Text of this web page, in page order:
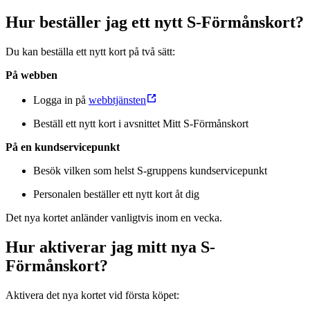
Hur beställer jag ett nytt S-Förmånskort?
Du kan beställa ett nytt kort på två sätt:
På webben
Logga in på webbtjänsten
Beställ ett nytt kort i avsnittet Mitt S-Förmånskort
På en kundservicepunkt
Besök vilken som helst S-gruppens kundservicepunkt
Personalen beställer ett nytt kort åt dig
Det nya kortet anländer vanligtvis inom en vecka.
Hur aktiverar jag mitt nya S-
Förmånskort?
Aktivera det nya kortet vid första köpet: